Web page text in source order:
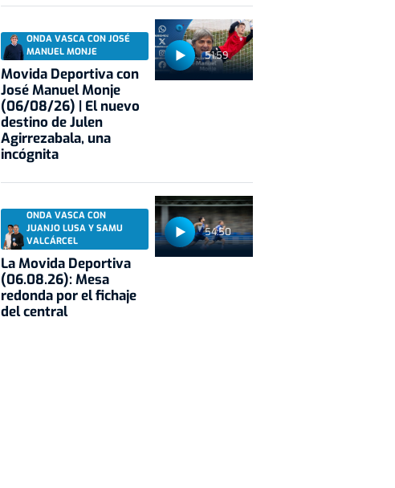
51:59
ONDA VASCA CON JOSÉ
MANUEL MONJE
Movida Deportiva con
José Manuel Monje
(06/08/26) | El nuevo
destino de Julen
Agirrezabala, una
incógnita
54:50
ONDA VASCA CON
JUANJO LUSA Y SAMU
VALCÁRCEL
La Movida Deportiva
(06.08.26): Mesa
redonda por el fichaje
del central